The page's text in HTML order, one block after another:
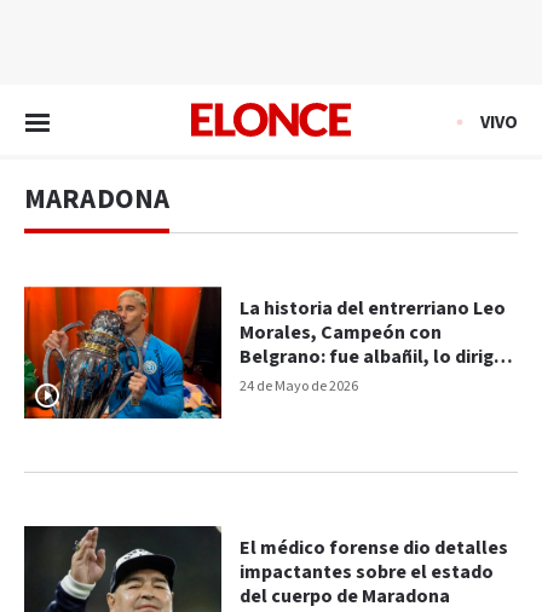
VIVO
MARADONA
24 de Mayo de 2026
La historia del entrerriano Leo
Morales, Campeón con
Belgrano: fue albañil, lo dirigió
Maradona y es fanático de
El médico forense dio detalles
impactantes sobre el estado
del cuerpo de Maradona